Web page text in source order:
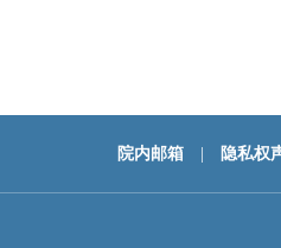
院内邮箱 隐私权